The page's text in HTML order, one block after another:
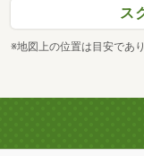
ス
※地図上の位置は目安であ